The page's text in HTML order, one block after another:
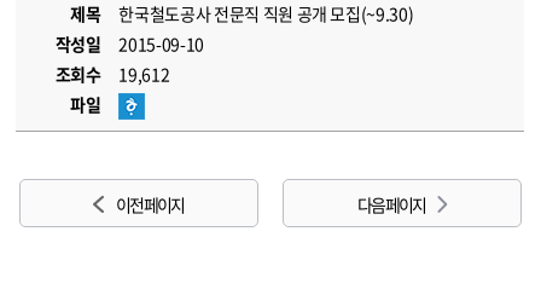
제목
한국철도공사 전문직 직원 공개 모집(~9.30)
작성일
2015-09-10
조회수
19,612
파일
이전 페이지 다음 페이지